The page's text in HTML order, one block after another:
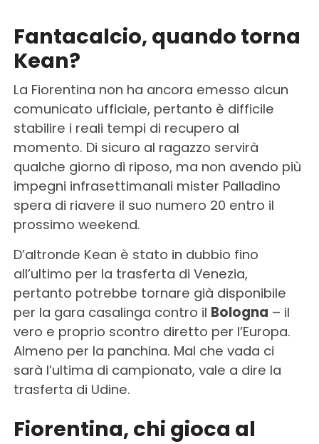
Fantacalcio, quando torna
Kean?
La Fiorentina non ha ancora emesso alcun
comunicato ufficiale, pertanto è difficile
stabilire i reali tempi di recupero al
momento. Di sicuro al ragazzo servirà
qualche giorno di riposo, ma non avendo più
impegni infrasettimanali mister Palladino
spera di riavere il suo numero 20 entro il
prossimo weekend.
D’altronde Kean è stato in dubbio fino
all’ultimo per la trasferta di Venezia,
pertanto potrebbe tornare già disponibile
per la gara casalinga contro il Bologna – il
vero e proprio scontro diretto per l’Europa.
Almeno per la panchina. Mal che vada ci
sarà l’ultima di campionato, vale a dire la
trasferta di Udine.
Fiorentina, chi gioca al